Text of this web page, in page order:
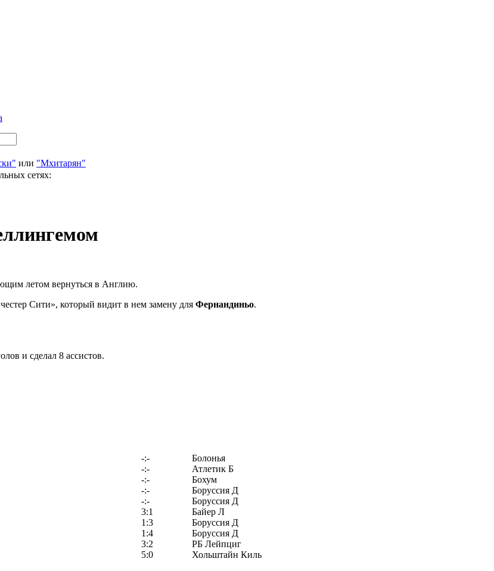
или "Мхитарян"
сетях:
летом вернуться в Англию.
Сити», который видит в нем замену для Фернандиньо.
и сделал 8 ассистов.
-:-
Болонья
-:-
Атлетик Б
-:-
Бохум
-:-
Боруссия Д
-:-
Боруссия Д
3:1
Байер Л
1:3
Боруссия Д
1:4
Боруссия Д
3:2
РБ Лейпциг
5:0
Хольштайн Киль